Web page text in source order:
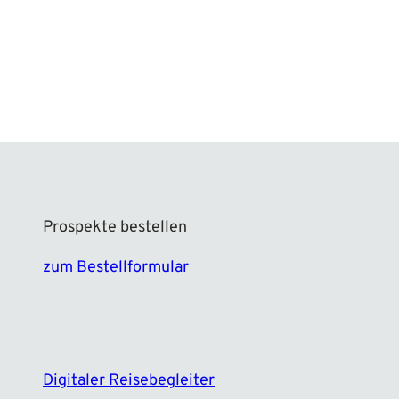
Prospekte bestellen
zum Bestellformular
e t
Digitaler Reisebegleiter